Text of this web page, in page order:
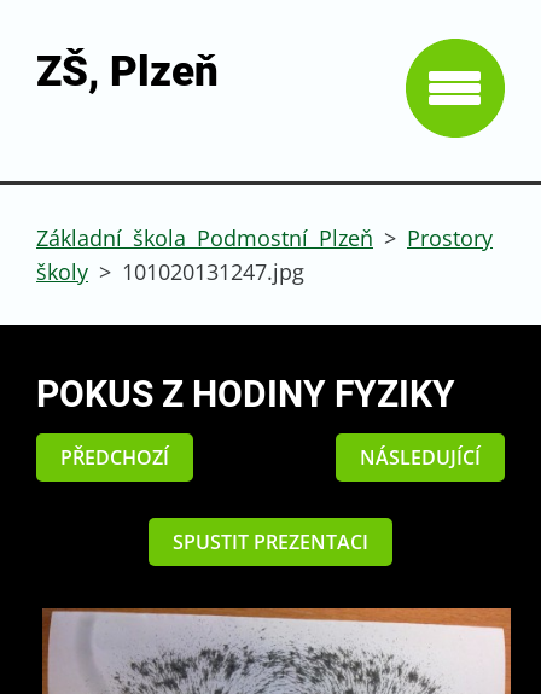
ZŠ, Plzeň
Základní škola Podmostní Plzeň > Prostory
školy > 101020131247.jpg
POKUS Z HODINY FYZIKY
PŘEDCHOZÍ NÁSLEDUJÍCÍ
SPUSTIT PREZENTACI